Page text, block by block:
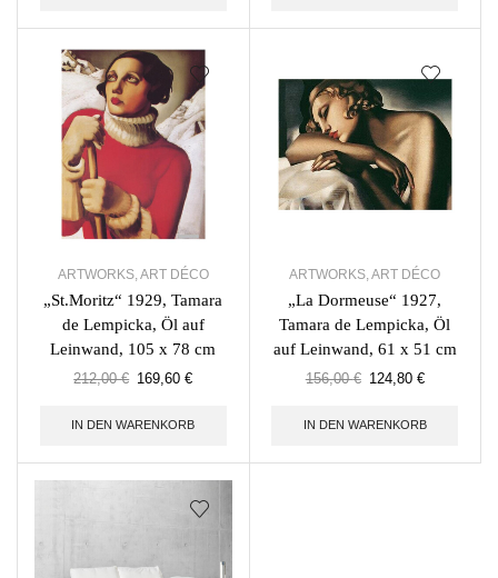
ARTWORKS, ART DÉCO
„St.Moritz“ 1929, Tamara
de Lempicka, Öl auf
Leinwand, 105 x 78 cm
212,00€ 169,60€
IN DEN WARENKORB
ARTWORKS ,ART DÉCO
„La Dormeuse“ 1927,
Tamara de Lempicka, Öl
auf Leinwand, 61 x 51 cm
156,00€ 124,80 €
IN DEN WARENKORB